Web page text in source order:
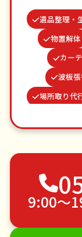
遺品整理・
物置解体
カー
波板
場所取り代
水道パ
お庭の水
植木の
ペッ
DIY
9:00〜